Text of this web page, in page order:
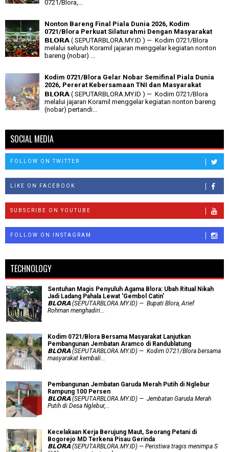
0721/Blora,...
Nonton Bareng Final Piala Dunia 2026, Kodim
0721/Blora Perkuat Silaturahmi Dengan Masyarakat
𝗕𝗟𝗢𝗥𝗔 ( SEPUTARBLORA.MY.ID ) — Kodim 0721/Blora
melalui seluruh Koramil jajaran menggelar kegiatan nonton
bareng (nobar) ...
Kodim 0721/Blora Gelar Nobar Semifinal Piala Dunia
2026, Pererat Kebersamaan TNI dan Masyarakat
𝗕𝗟𝗢𝗥𝗔 ( SEPUTARBLORA.MY.ID ) — Kodim 0721/Blora
melalui jajaran Koramil menggelar kegiatan nonton bareng
(nobar) pertandi...
SOCIAL MEDIA
FOLLOW ON TWITTER
LIKE ON FACEBOOK
SUBSCRIBE ON YOUTUBE
FOLLOW ON INSTAGRAM
TECHNOLOGY
Sentuhan Magis Penyuluh Agama Blora: Ubah Ritual Nikah
Jadi Ladang Pahala Lewat 'Gembol Catin'
𝗕𝗟𝗢𝗥𝗔 (SEPUTARBLORA.MY.ID) — Bupati Blora, Arief
Rohman menghadiri...
Kodim 0721/Blora Bersama Masyarakat Lanjutkan
Pembangunan Jembatan Aramco di Randublatung
𝗕𝗟𝗢𝗥𝗔 (SEPUTARBLORA.MY.ID) — Kodim 0721/Blora bersama
masyarakat kembali...
Pembangunan Jembatan Garuda Merah Putih di Nglebur
Rampung 100 Persen
𝗕𝗟𝗢𝗥𝗔 (SEPUTARBLORA.MY.ID) — Jembatan Garuda Merah
Putih di Desa Nglebur,...
Kecelakaan Kerja Berujung Maut, Seorang Petani di
Bogorejo MD Terkena Pisau Gerinda
𝗕𝗟𝗢𝗥𝗔 (SEPUTARBLORA.MY.ID) — Peristiwa tragis menimpa S